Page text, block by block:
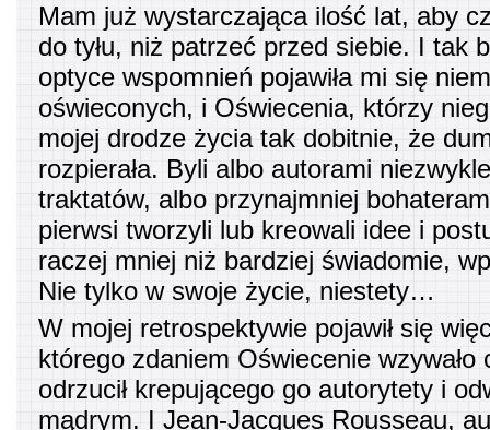
Mam już wystarczająca ilość lat, aby
do tyłu, niż patrzeć przed siebie. I tak
optyce wspomnień pojawiła mi się
oświeconych, i Oświecenia, którzy
mojej drodze życia tak dobitnie, że
rozpierała. Byli albo autorami
traktatów, albo przynajmniej
pierwsi tworzyli lub kreowali idee i
raczej mniej niż bardziej świadomie,
Nie tylko w swoje życie, niestety…
W mojej retrospektywie pojawił się
którego zdaniem Oświecenie wzywało
odrzucił krepującego go autorytety i
mądrym. I Jean-Jacques Rousseau,